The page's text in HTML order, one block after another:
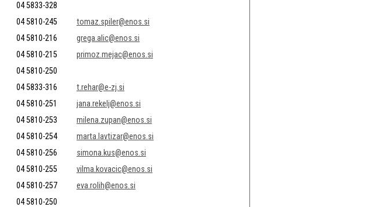
04 5833-328
04 5810-245
tomaz.spiler@enos.si
04 5810-216
grega.alic@enos.si
04 5810-215
primoz.mejac@enos.si
04 5810-250
04 5833-316
t.rehar@e-zj.si
04 5810-251
jana.rekelj@enos.si
04 5810-253
milena.zupan@enos.si
04 5810-254
marta.lavtizar@enos.si
04 5810-256
simona.kus@enos.si
04 5810-255
vilma.kovacic@enos.si
04 5810-257
eva.rolih@enos.si
04 5810-250